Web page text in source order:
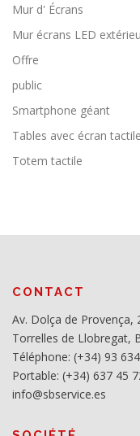
Mur d' Écrans
Mur écrans LED
Offre
public
Smartphone géant
Tables avec écran tactile
Totem tactile
CONTACT
Av. Dolça de Provença,
Torrelles de Llobregat,
Téléphone: (+34) 93
Portable: (+34) 637 45
info@sbservice.es